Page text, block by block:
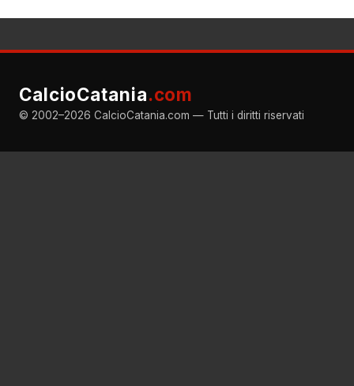
CalcioCatania.com
© 2002–2026 CalcioCatania.com — Tutti i diritti riservati